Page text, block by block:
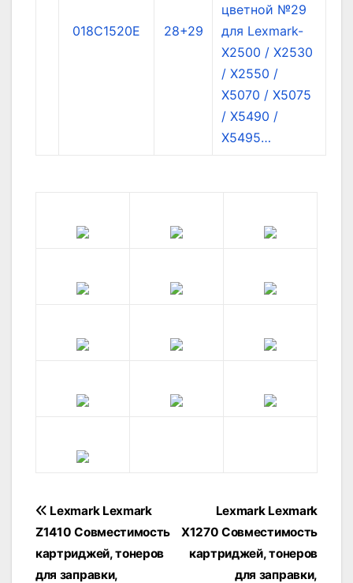
018C1520E 28+29
цветной №29
для Lexmark-
X2500 / X2530
/ X2550 /
X5070 / X5075
/ X5490 /
X5495…
Навігація
записів
Lexmark Lexmark
X1270 Совместимость
картриджей, тонеров
для заправки,
Lexmark Lexmark
Z1410 Совместимость
картриджей, тонеров
для заправки,